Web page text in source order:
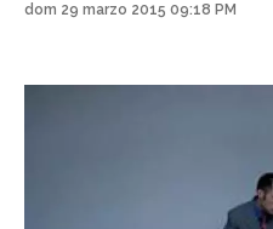
dom 29 marzo 2015 09:18 PM